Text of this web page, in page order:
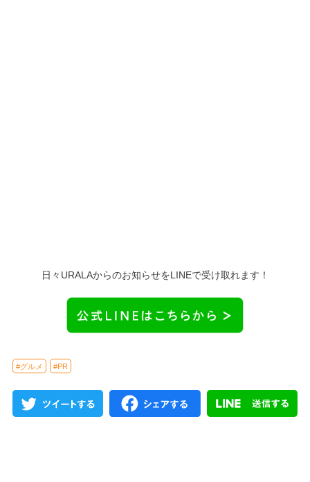
日々URALAからのお知らせをLINEで受け取れます！
#グルメ #PR